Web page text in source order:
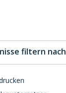
filtern nach